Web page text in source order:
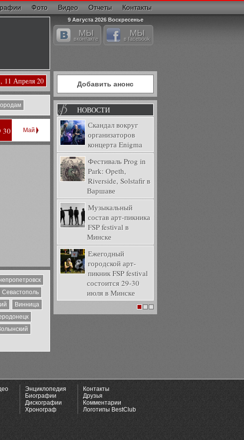
Фото Видео Отчеты Контакты
9 Августа 2026 Воскресенье
МЫ
вконтакте
МЫ
в facebook
11 Апреля 20
30 Май
Севастополь
Винница
Добавить анонс
НОВОСТИ
Скандал вокруг
организаторов
концерта Enigma
Фестиваль Prog in
Park: Opeth,
Riverside, Solstafir в
Варшаве
Музыкальный
состав арт-пикника
FSP festival в
Минске
Ежегодный
городской арт-
пикник FSP festival
состоится 29-30
июля в Минске
Энциклопедия
Биографии
Дискографии
Хронограф
Контакты
Друзья
Комментарии
Логотипы BestClub